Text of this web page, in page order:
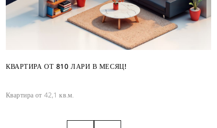
КВАРТИРА ОТ 810 ЛАРИ В МЕСЯЦ!
Квартира от 42,1 кв.м.